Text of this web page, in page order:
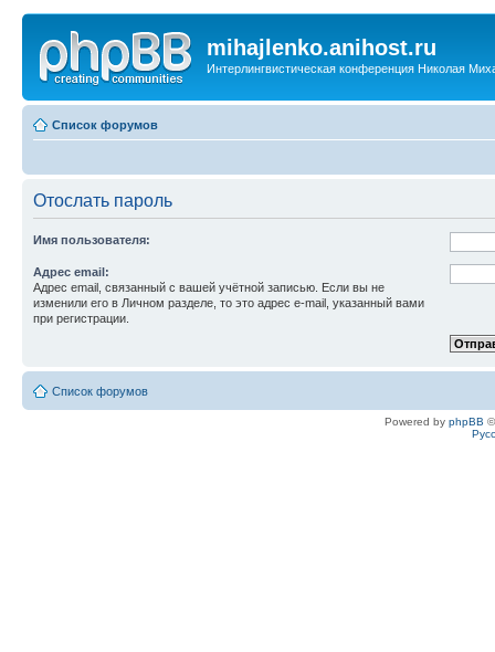
mihajlenko.anihost.ru
Интерлингвистическая конференция Николая
Список форумов
Отослать пароль
Имя пользователя:
Адрес email:
Адрес email, связанный с вашей учётной записью. Если вы не
изменили его в Личном разделе, то это адрес e-mail, указанный вами
при регистрации.
Список форумов
Powered by phpBB